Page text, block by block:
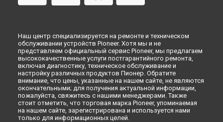
Наш центр специализируется на ремонте и техническом
обслуживании устройств Pioneer. Хотя мы и не
представляем официальный сервис Pioneer, мы предлагаем
высококачественные услуги постгарантийного ремонта,
включая диагностику, техническое обслуживание и
настройку различных продуктов Пионер. Обратите
внимание, что цены, указанные на нашем сайте, не являются
окончательными; для получения актуальной информации,
пожалуйста, свяжитесь с нашими менеджерами. Также
стоит отметить, что торговая марка Pioneer, упоминаемая
на нашем сайте, зарегистрирована и используется нами
только для информационных целей.